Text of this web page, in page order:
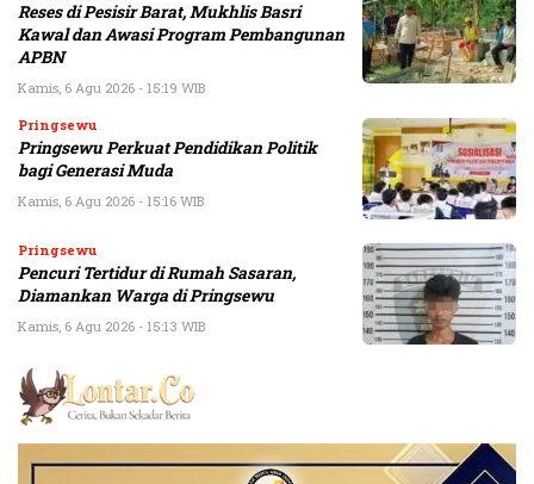
Reses di Pesisir Barat, Mukhlis Basri
Kawal dan Awasi Program Pembangunan
APBN
Kamis, 6 Agu 2026 - 15:19 WIB
Pringsewu
Pringsewu Perkuat Pendidikan Politik
bagi Generasi Muda
Kamis, 6 Agu 2026 - 15:16 WIB
Pringsewu
Pencuri Tertidur di Rumah Sasaran,
Diamankan Warga di Pringsewu
Kamis, 6 Agu 2026 - 15:13 WIB